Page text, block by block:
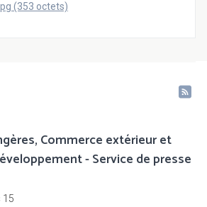
(353 octets)
Commerce extérieur et
- Service de presse
15